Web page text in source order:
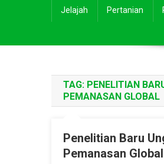
Jelajah Pertanian
TAG: PENELITIAN
PEMANASAN GLOBAL
Penelitian Baru
Pemanasan Global